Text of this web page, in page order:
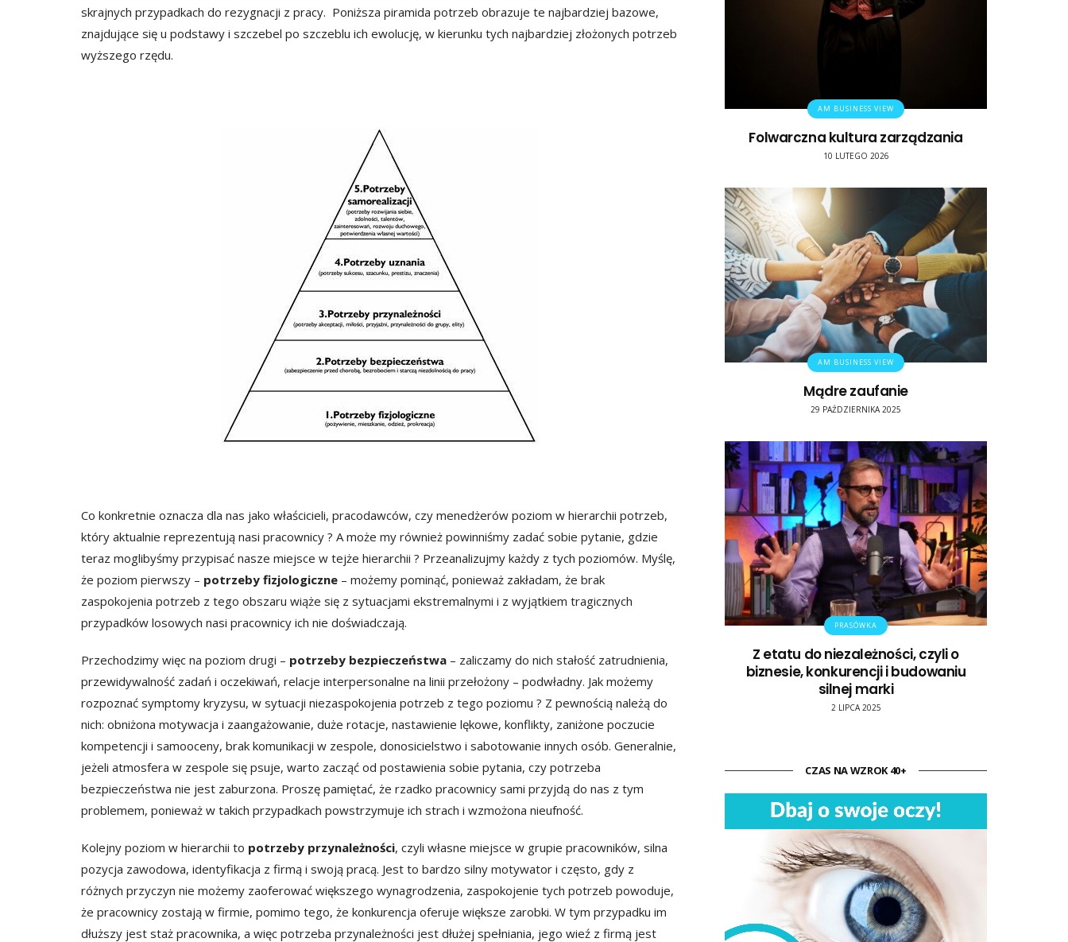
skrajnych przypadkach do rezygnacji z pracy. Poniższa piramida potrzeb obrazuje te najbardziej bazowe,
znajdujące się u podstawy i szczebel po szczeblu ich ewolucję, w kierunku tych najbardziej złożonych potrzeb
wyższego rzędu.
Co konkretnie oznacza dla nas jako właścicieli, pracodawców, czy menedżerów poziom w hierarchii potrzeb,
który aktualnie reprezentują nasi pracownicy ? A może my również powinniśmy zadać sobie pytanie, gdzie
teraz moglibyśmy przypisać nasze miejsce w tejże hierarchii ? Przeanalizujmy każdy z tych poziomów. Myślę,
że poziom pierwszy – potrzeby fizjologiczne – możemy pominąć, ponieważ zakładam, że brak
zaspokojenia potrzeb z tego obszaru wiąże się z sytuacjami ekstremalnymi i z wyjątkiem tragicznych
przypadków losowych nasi pracownicy ich nie doświadczają.
Przechodzimy więc na poziom drugi – potrzeby bezpieczeństwa – zaliczamy do nich stałość zatrudnienia,
przewidywalność zadań i oczekiwań, relacje interpersonalne na linii przełożony – podwładny. Jak możemy
rozpoznać symptomy kryzysu, w sytuacji niezaspokojenia potrzeb z tego poziomu ? Z pewnością należą do
nich: obniżona motywacja i zaangażowanie, duże rotacje, nastawienie lękowe, konflikty, zaniżone poczucie
kompetencji i samooceny, brak komunikacji w zespole, donosicielstwo i sabotowanie innych osób. Generalnie,
jeżeli atmosfera w zespole się psuje, warto zacząć od postawienia sobie pytania, czy potrzeba
bezpieczeństwa nie jest zaburzona. Proszę pamiętać, że rzadko pracownicy sami przyjdą do nas z tym
problemem, ponieważ w takich przypadkach powstrzymuje ich strach i wzmożona nieufność.
Kolejny poziom w hierarchii to potrzeby przynależności, czyli własne miejsce w grupie pracowników, silna
pozycja zawodowa, identyfikacja z firmą i swoją pracą. Jest to bardzo silny motywator i często, gdy z
różnych przyczyn nie możemy zaoferować większego wynagrodzenia, zaspokojenie tych potrzeb powoduje,
że pracownicy zostają w firmie, pomimo tego, że konkurencja oferuje większe zarobki. W tym przypadku im
dłuższy jest staż pracownika, a więc potrzeba przynależności jest dłużej spełniania, jego wieź z firmą jest
AM BUSINESS VIEW
Folwarczna kultura zarządzania
10 LUTEGO 2026
AM BUSINESS VIEW
Mądre zaufanie
29 PAŹDZIERNIKA 2025
PRASÓWKA
Z etatu do niezależności, czyli o
biznesie, konkurencji i budowaniu
silnej marki
2 LIPCA 2025
CZAS NA WZROK 40+